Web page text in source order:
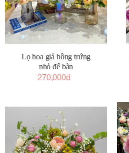
Lọ hoa giả hồng trứng
nhỏ để bàn
270,000đ